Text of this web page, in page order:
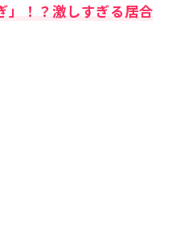
」！？激しすぎる居合